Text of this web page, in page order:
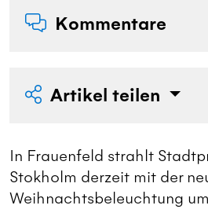
Kommentare
Artikel teilen
In Frauenfeld strahlt
Stokholm derzeit mit der
Weihnachtsbeleuchtung